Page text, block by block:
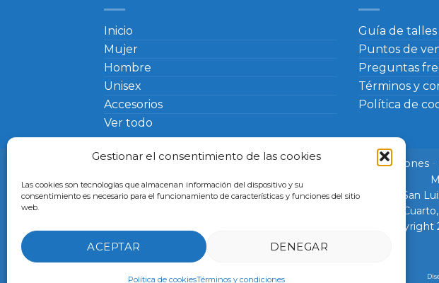
Gestionar el consentimiento de las cookies
Las cookies son tecnologías que almacenan información del dispositivo y su
consentimiento es necesario para el funcionamiento de características y funciones del sitio
web.
ACEPTAR DENEGAR
Política de cookiesTérminos y condiciones
Inicio
Mujer
Hombre
Unisex
Accesorios
Ver todo
Guía de talles
Puntos de
Preguntas
Términos y
Política de
Términos y Condiciones -
San
Rio
Copyright